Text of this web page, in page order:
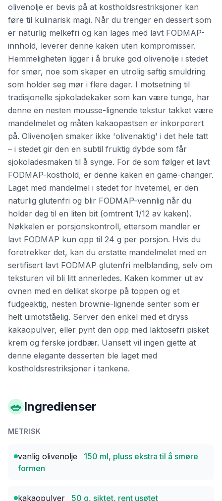
olivenolje er bevis på at kostholdsrestriksjoner kan
føre til kulinarisk magi. Når du trenger en dessert som
er naturlig melkefri og kan lages med lavt FODMAP-
innhold, leverer denne kaken uten kompromisser.
Hemmeligheten ligger i å bruke god olivenolje i stedet
for smør, noe som skaper en utrolig saftig smuldring
som holder seg mør i flere dager. I motsetning til
tradisjonelle sjokoladekaker som kan være tunge, har
denne en nesten mousse-lignende tekstur takket være
mandelmelet og måten kakaopastsen er inkorporert
på. Olivenoljen smaker ikke 'olivenaktig' i det hele tatt
– i stedet gir den en subtil fruktig dybde som får
sjokoladesmaken til å synge. For de som følger et lavt
FODMAP-kosthold, er denne kaken en game-changer.
Laget med mandelmel i stedet for hvetemel, er den
naturlig glutenfri og blir FODMAP-vennlig når du
holder deg til en liten bit (omtrent 1/12 av kaken).
Nøkkelen er porsjonskontroll, ettersom mandler er
lavt FODMAP kun opp til 24 g per porsjon. Hvis du
foretrekker det, kan du erstatte mandelmelet med en
sertifisert lavt FODMAP glutenfri melblanding, selv om
teksturen vil bli litt annerledes. Kaken kommer ut av
ovnen med en delikat skorpe på toppen og et
fudgeaktig, nesten brownie-lignende senter som er
helt uimotståelig. Server den enkel med et dryss
kakaopulver, eller pynt den opp med laktosefri pisket
krem og ferske jordbær. Uansett vil ingen gjette at
denne elegante desserten ble laget med
kostholdsrestriksjoner i tankene.
🥗 Ingredienser
METRISK
vanlig olivenolje
150 ml, pluss ekstra til å smøre
formen
kakaopulver 50 g, siktet, rent usøtet